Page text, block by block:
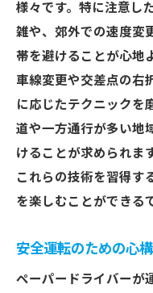
経験者の声
埼玉県でのペー
に自信を取り戻す
運転仲間の
グループ練
運転仲間と
ペーパード
ティの活用
他のペーパー
再び運転の楽し
様々です。特に注意し
雑や、郊外での速度変
帯を避けることが心地
車線変更や交差点の右
に応じたテクニックを
道や一方通行が多い地
けることが求められま
これらの技術を習得す
を楽しむことができる
安全運転のための心
ペーパードライバーが